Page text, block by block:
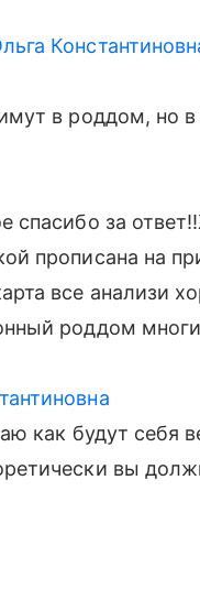
в роддом, но
спасибо за
прописана на
все анализи
роддом
как будут себя
вы